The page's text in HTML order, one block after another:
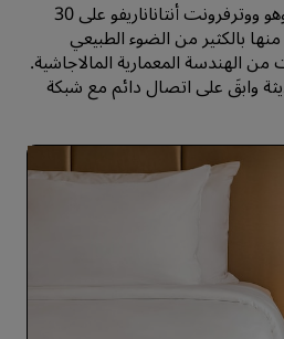
يحتوي فندق راديسون تامبوهو ووترفرونت أنتاناناريفو على 30
منها بالكثير من الضوء الطبيعي
الهندسة المعمارية المالاجاشية.
وابقَ على اتصال دائم مع شبكة